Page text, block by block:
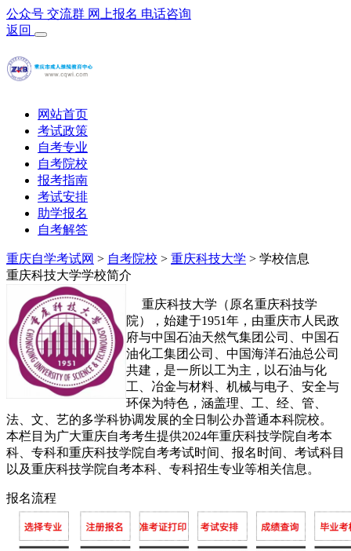
公众号 交流群 网上报名 电话咨询
返回
网站首页
考试政策
自考专业
自考院校
报考指南
考试安排
助学报名
自考解答
重庆自学考试网 > 自考院校 > 重庆科技大学 > 学校信息
重庆科技大学学校简介
重庆科技大学（原名重庆科技学
院），始建于1951年，由重庆市人民政
府与中国石油天然气集团公司、中国石
油化工集团公司、中国海洋石油总公司
共建，是一所以工为主，以石油与化
工、冶金与材料、机械与电子、安全与
环保为特色，涵盖理、工、经、管、
法、文、艺的多学科协调发展的全日制公办普通本科院校。
本栏目为广大重庆自考考生提供2024年重庆科技学院自考本
科、专科和重庆科技学院自考考试时间、报名时间、考试科目
以及重庆科技学院自考本科、专科招生专业等相关信息。
报名流程